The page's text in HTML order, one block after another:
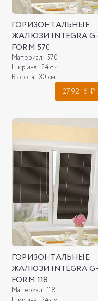
ГОРИЗОНТАЛЬНЫЕ
ЖАЛЮЗИ INTEGRA G-
FORM 570
Материал: 570
Ширина: 24 см
Высота: 30 см
2792.16 ₽
ГОРИЗОНТАЛЬНЫЕ
ЖАЛЮЗИ INTEGRA G-
FORM 118
Материал: 118